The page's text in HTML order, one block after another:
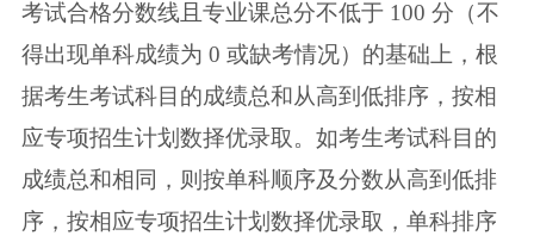
考试合格分数线且专业课总分不低于 100 分（不
得出现单科成绩为 0 或缺考情况）的基础上，根
据考生考试科目的成绩总和从高到低排序，按相
应专项招生计划数择优录取。如考生考试科目 的
成绩总和相同，则按单科顺序及分数从高到低排
序，按相应专项招生计划数择优录取，单科排序